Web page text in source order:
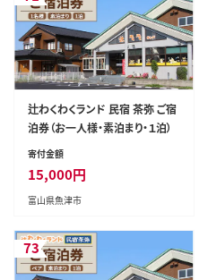
辻わくわくランド 民宿 茶弥 ご宿
泊券（お一人様・素泊まり・１泊）
寄付金額
15,000円
富山県魚津市
73